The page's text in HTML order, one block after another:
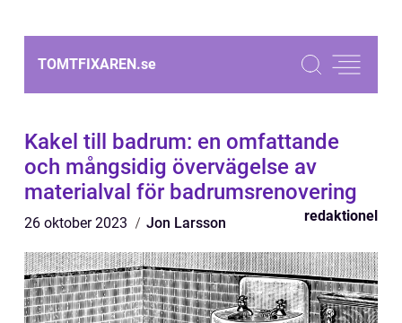
TOMTFIXAREN.se
Kakel till badrum: en omfattande
och mångsidig övervägelse av
materialval för badrumsrenovering
26 oktober 2023 Jon Larsson redaktionel